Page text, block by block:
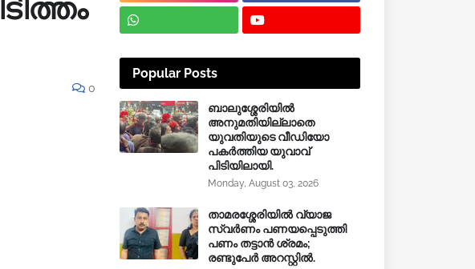
0
Popular Posts
ബാലുശ്ശേരിയിൽ
അനുമതിയില്ലാതെ
യുവതിയുടെ വീഡിയോ
പകർത്തിയ യുവാവ്
പിടിയിലായി.
Monday, August 03, 2026
താമരശ്ശേരിയിൽ വ്യാജ
സ്വർണം പണയപ്പെടുത്തി
പണം തട്ടാൻ ശ്രമം;
രണ്ടുപേർ അറസ്റ്റിൽ.